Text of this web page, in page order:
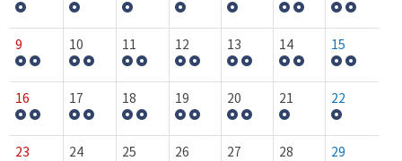
9 10 11 12 13 14 15
16 17 18 19 20 21 22
23 24 25 26 27 28 29